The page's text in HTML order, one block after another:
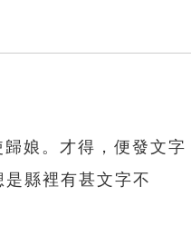
娘。才得，便發文字
縣裡有甚文字不